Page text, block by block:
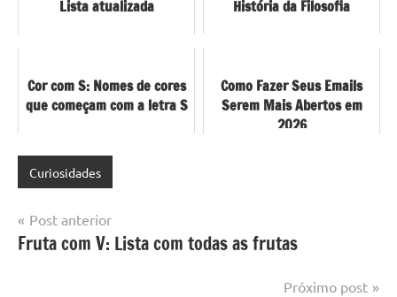
Lista atualizada
História da Filosofia
Cor com S: Nomes de cores
que começam com a letra S
Como Fazer Seus Emails
Serem Mais Abertos em
2026
Curiosidades
Navegação
de
Post anterior
Fruta com V: Lista com todas as frutas
Próximo post